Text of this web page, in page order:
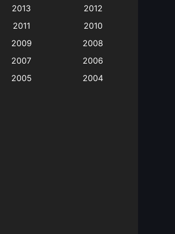
anime(9)
Big tits (นมใหญ่)
Bitch (ผู้หญิงร่าน)
2013
2012
2011
2010
2009
2008
2007
2006
2005
2004